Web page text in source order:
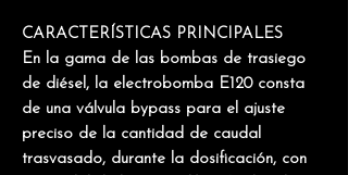
CARACTERÍSTICAS PRINCIPALES
En la gama de las bombas de trasiego
de diésel, la electrobomba E120 consta
de una válvula bypass para el ajuste
preciso de la cantidad de caudal
trasvasado, durante la dosificación, con